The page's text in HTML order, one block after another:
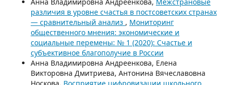
различия в уровне счастья в постсоветских странах
— сравнительный анализ , Мониторинг
общественного мнения: экономические и
социальные перемены: № 1 (2020): Счастье и
субъективное благополучие в России
Анна Владимировна Андреенкова, Елена
Викторовна Дмитриева, Антонина Вячеславовна